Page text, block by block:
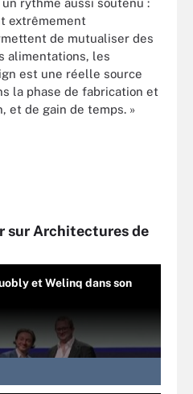
rythme aussi soutenu :
extrêmement
de mutualiser des
alimentations, les
est une réelle source
la phase de fabrication et
et de gain de temps. »
sur Architectures de
et Welinq dans son